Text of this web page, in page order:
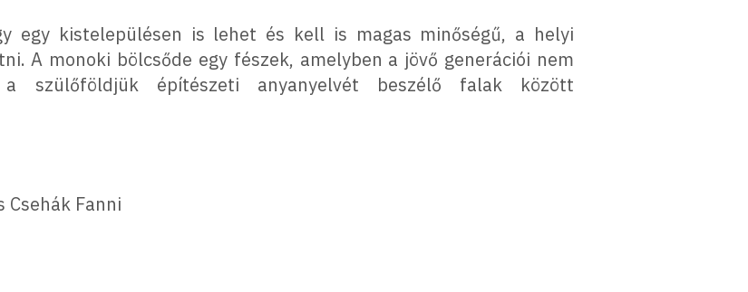
egy kistelepülésen is lehet és kell is magas minőségű, a helyi
A monoki bölcsőde egy fészek, amelyben a jövő generációi nem
szülőföldjük építészeti anyanyelvét beszélő falak között
Csehák Fanni